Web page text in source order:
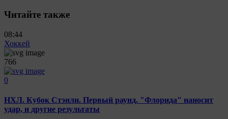
Читайте также
08:44
Хоккей
766
0
НХЛ. Кубок Стэнли. Первый раунд. "Флорида" наносит
удар, и другие результаты